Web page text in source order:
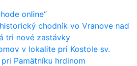
online“
chodník vo Vranove nad
tri nové zastávky
v lokalite pri Kostole sv.
Pamätníku hrdinom